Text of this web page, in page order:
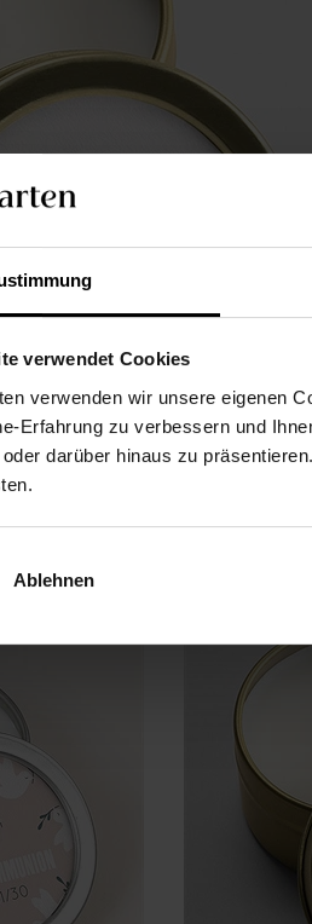
verwendet Cookies
verwenden wir unsere eigenen
Erfahrung zu verbessern und
darüber hinaus zu
Ablehnen